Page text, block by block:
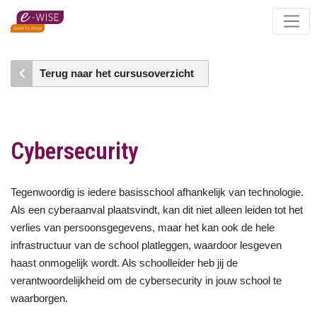
Skip
content
Terug naar het cursusoverzicht
Cybersecurity
Tegenwoordig is iedere basisschool afhankelijk van technologie.
Als een cyberaanval plaatsvindt, kan dit niet alleen leiden tot het
verlies van persoonsgegevens, maar het kan ook de hele
infrastructuur van de school platleggen, waardoor lesgeven
haast onmogelijk wordt. Als schoolleider heb jij de
verantwoordelijkheid om de cybersecurity in jouw school te
waarborgen.